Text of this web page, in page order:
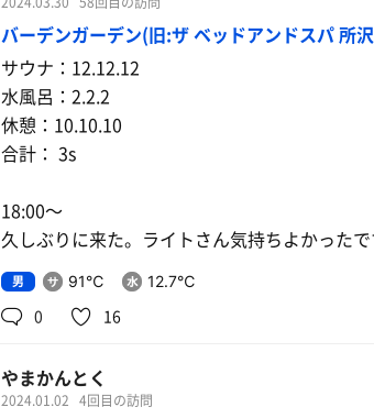
バーデンガーデン(旧:ザ ベッドアンドスパ 所
サウナ：12.12.12
水風呂：2.2.2
休憩：10.10.10
合計： 3s
18:00〜
久しぶりに来た。ライトさん気持ちよかった
男 91℃ 12.7℃
0 16
やまかんとく
2024.01.02 4回目の訪問